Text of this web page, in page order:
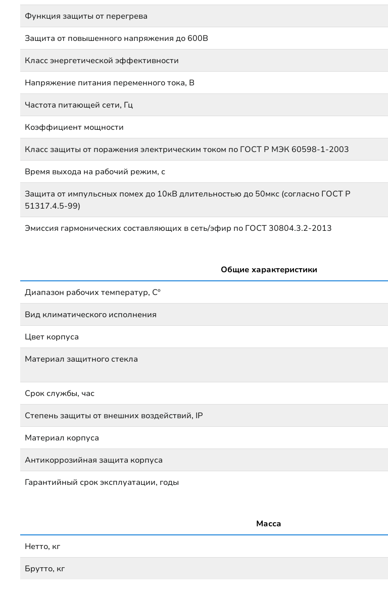
Функция защиты от перегрева
Защита от повышенного напряжения до 600В
Класс энергетической эффективности
Напряжение питания переменного тока, В
Частота питающей сети, Гц
Коэффициент мощности
Класс защиты от поражения электрическим током по ГОСТ Р МЭК 60598-1-2003
Время выхода на рабочий режим, с
Защита от импульсных помех до 10кВ длительностью до 50мкс (согласно ГОСТ Р
51317.4.5-99)
Эмиссия гармонических составляющих в сеть/эфир по ГОСТ 30804.3.2-2013
Общие характеристики
Диапазон рабочих температур, Сº
Вид климатического исполнения
Цвет корпуса
Материал защитного стекла
Срок службы, час
Степень защиты от внешних воздействий, IP
Материал корпуса
Антикоррозийная защита корпуса
Гарантийный срок эксплуатации, годы
Масса
Нетто, кг
Брутто, кг